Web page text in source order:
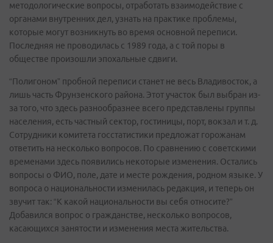
методологические вопросы, отработать взаимодействие с
органами внутренних дел, узнать на практике проблемы,
которые могут возникнуть во время основной переписи.
Последняя не проводилась с 1989 года, а с той поры в
обществе произошли эпохальные сдвиги.
“Полигоном” пробной переписи станет не весь Владивосток, а
лишь часть Фрунзенского района. Этот участок был выбран из-
за того, что здесь разнообразнее всего представлены группы
населения, есть частный сектор, гостиницы, порт, вокзал и т. д.
Сотрудники комитета госстатистики предложат горожанам
ответить на несколько вопросов. По сравнению с советскими
временами здесь появились некоторые изменения. Остались
вопросы о ФИО, поле, дате и месте рождения, родном языке. У
вопроса о национальности изменилась редакция, и теперь он
звучит так: “К какой национальности вы себя относите?”
Добавился вопрос о гражданстве, несколько вопросов,
касающихся занятости и изменения места жительства.